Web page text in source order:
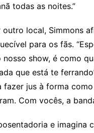
todas as noites.”
local, Simmons
para os fãs.
show, é como
que está te
jus à forma
Com vocês, a
e imagina